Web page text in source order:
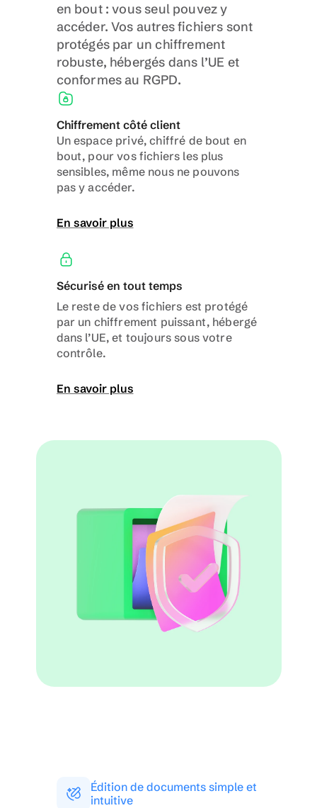
en bout : vous seul pouvez y
accéder. Vos autres fichiers sont
protégés par un chiffrement
robuste, hébergés dans l’UE et
conformes au RGPD.
Chiffrement côté client
Un espace privé, chiffré de bout en
bout, pour vos fichiers les plus
sensibles, même nous ne pouvons
pas y accéder.
En savoir plus
Sécurisé en tout temps
Le reste de vos fichiers est protégé
par un chiffrement puissant, hébergé
dans l’UE, et toujours sous votre
contrôle.
En savoir plus
Édition de documents simple et
intuitive